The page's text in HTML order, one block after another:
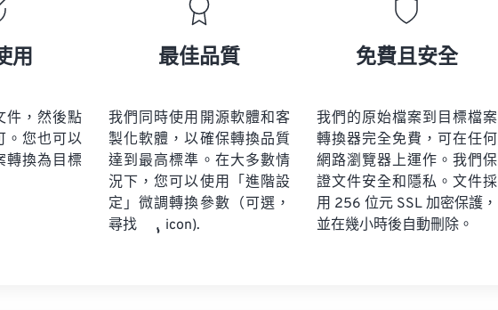
用
件，然後點
。您也可以
轉換為目標
最佳品質
我們同時使用開源軟體和客
製化軟體，以確保轉換品質
達到最高標準。在大多數情
況下，您可以使用「進階設
定」微調轉換參數（可選，
尋找
icon).
免費且安全
我們的原始檔案到目標檔案
轉換器完全免費，可在任何
網路瀏覽器上運作。我們保
證文件安全和隱私。文件採
用 256 位元 SSL 加密保護，
並在幾小時後自動刪除。